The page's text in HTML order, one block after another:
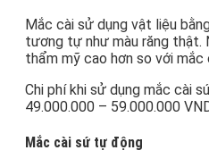
Mắc cài sử dụng vật liệu
tương tự như màu răng thật.
thẩm mỹ cao hơn so với mắc
Chi phí khi sử dụng mắc cài
49.000.000 – 59.000.000
Mắc cài sứ tự động